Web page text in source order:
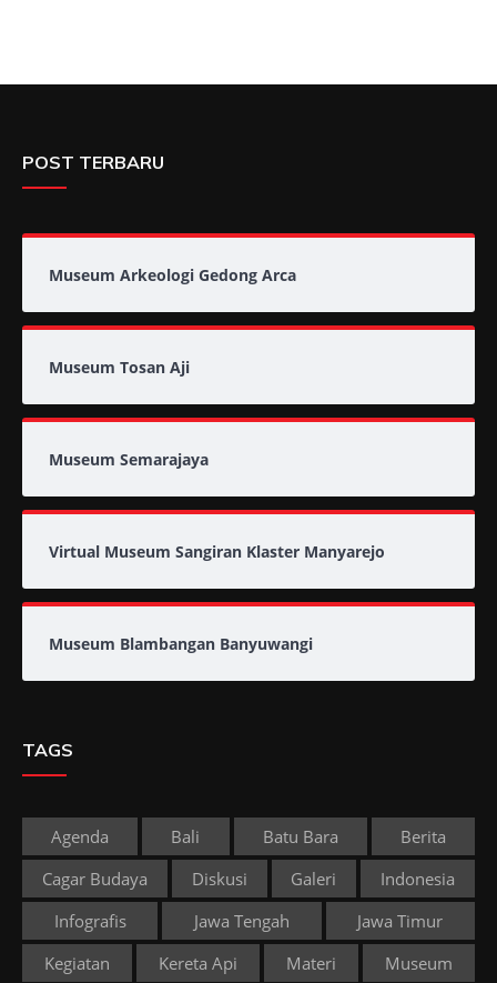
POST TERBARU
Museum Arkeologi Gedong Arca
Museum Tosan Aji
Museum Semarajaya
Virtual Museum Sangiran Klaster Manyarejo
Museum Blambangan Banyuwangi
TAGS
Agenda Bali Batu Bara
Berita
Cagar Budaya
Diskusi Galeri
Indonesia
Infografis
Jawa Tengah
Jawa Timur
Kegiatan
Kereta Api Materi Museum